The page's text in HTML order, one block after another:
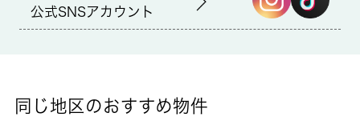
公式SNSアカウント
同じ地区のおすすめ物件